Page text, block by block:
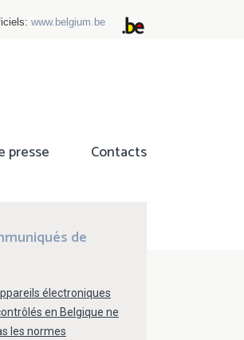
www.belgium.be
presse Contacts
de
électroniques
en Belgique ne
les normes